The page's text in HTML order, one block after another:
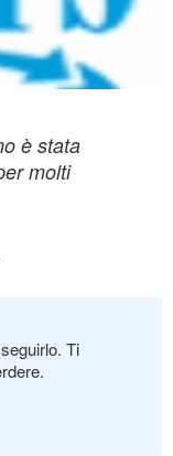
è stata
molti
Ti